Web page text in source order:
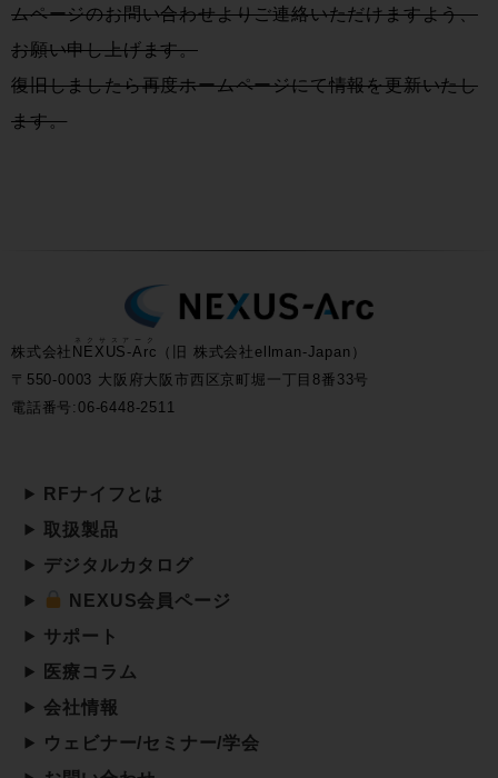
ムページのお問い合わせよりご連絡いただけますよう、
お願い申し上げます。
復旧しましたら再度ホームページにて情報を更新いたし
ます。
株式会社 NEXUS-Arc
ネクサスアーク
（旧 株式会社ellman-Japan）
〒550-0003 大阪府大阪市西区京町堀一丁目8番33号
電話番号:06-6448-2511
RFナイフとは
取扱製品
デジタルカタログ
NEXUS会員ページ
サポート
医療コラム
会社情報
ウェビナー/セミナー/学会